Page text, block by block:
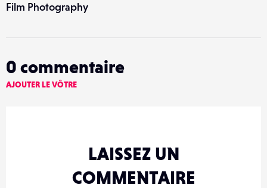
Film Photography
0 commentaire
AJOUTER LE VÔTRE
LAISSEZ UN
COMMENTAIRE